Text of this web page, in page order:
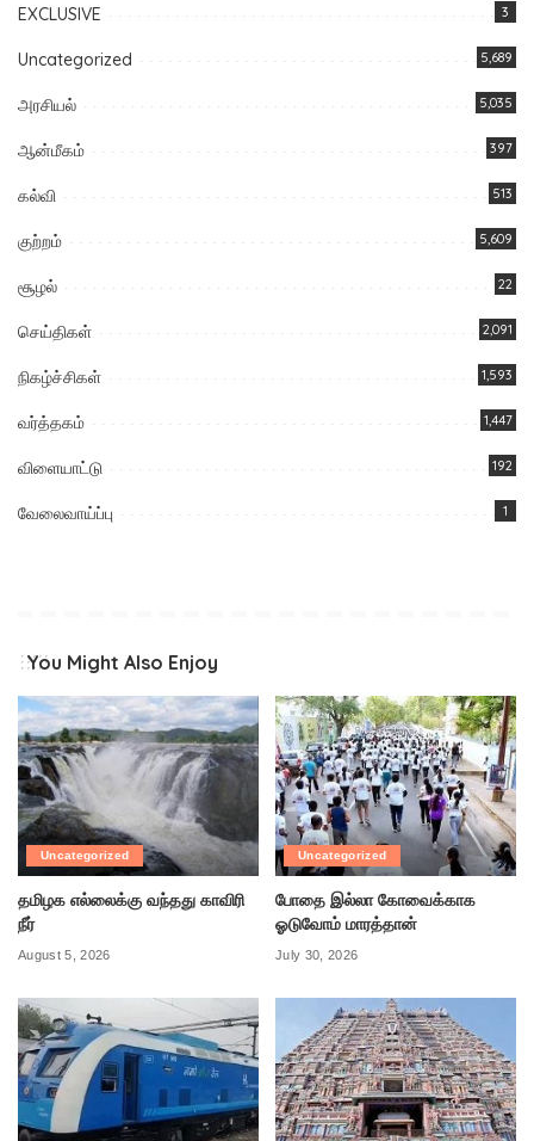
EXCLUSIVE 3
Uncategorized 5,689
அரசியல் 5,035
ஆன்மீகம் 397
கல்வி 513
குற்றம் 5,609
சூழல் 22
செய்திகள் 2,091
நிகழ்ச்சிகள் 1,593
வர்த்தகம் 1,447
விளையாட்டு 192
வேலைவாய்ப்பு 1
You Might Also Enjoy
Uncategorized
தமிழக எல்லைக்கு வந்தது காவிரி
நீர்
August 5, 2026
Uncategorized
போதை இல்லா கோவைக்காக
ஓடுவோம் மாரத்தான்
July 30, 2026